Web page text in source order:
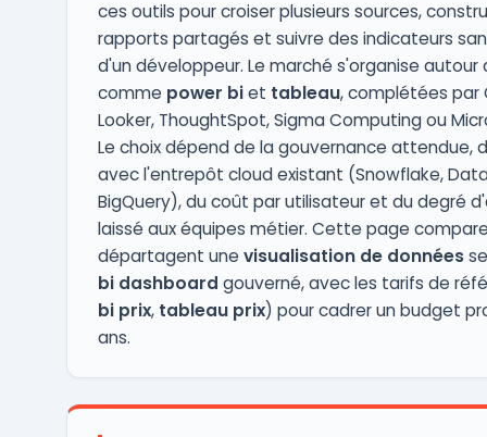
ces outils pour croiser plusieurs sources,
rapports partagés et suivre des indicateurs
d'un développeur. Le marché s'organise
comme power biet tableau, complétées par
Looker, ThoughtSpot, Sigma Computing ou
Le choix dépend de la gouvernance attendue,
avec l'entrepôt cloud existant (Snowflake,
BigQuery), du coût par utilisateur et du degré
laissé aux équipes métier. Cette page
départagent une visualisation de données
bi dashboard gouverné, avec les tarifs de
bi prix, tableau prix) pour cadrer un budget
ans.